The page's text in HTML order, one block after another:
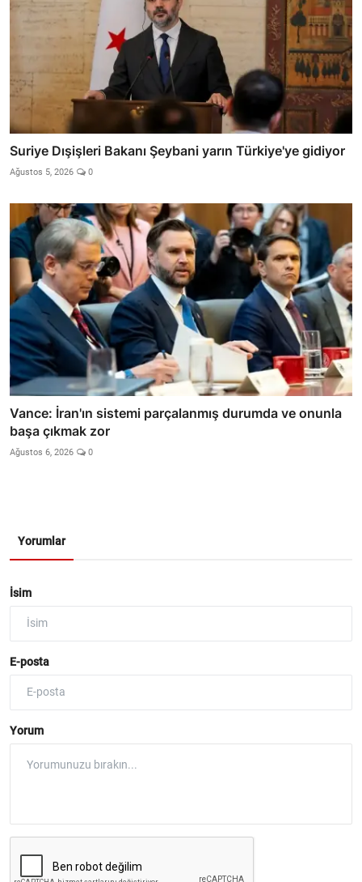
Suriye Dışişleri Bakanı Şeybani yarın Türkiye'ye gidiyor
Ağustos 5, 2026 0
Vance: İran'ın sistemi parçalanmış durumda ve onunla
başa çıkmak zor
Ağustos 6, 2026 0
Yorumlar
İsim
E-posta
Yorum